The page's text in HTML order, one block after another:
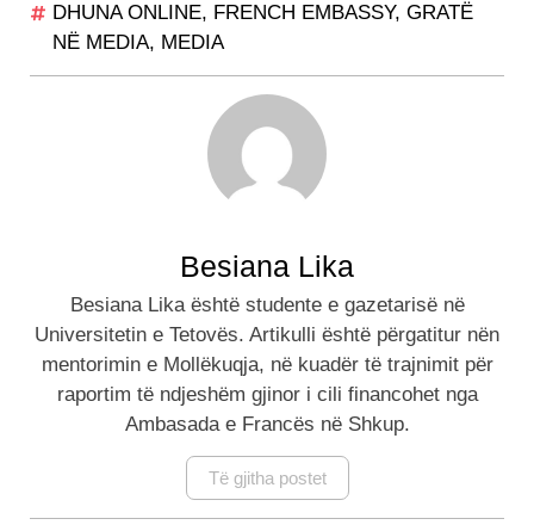
DHUNA ONLINE, FRENCH EMBASSY, GRATË
NË MEDIA, MEDIA
Besiana Lika
Besiana Lika është studente e gazetarisë në
Universitetin e Tetovës. Artikulli është përgatitur nën
mentorimin e Mollëkuqja, në kuadër të trajnimit për
raportim të ndjeshëm gjinor i cili financohet nga
Ambasada e Francës në Shkup.
Të gjitha postet